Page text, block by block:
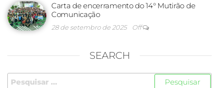
Carta de encerramento do 14° Mutirão de
Comunicação
28 de setembro de 2025 Off
SEARCH